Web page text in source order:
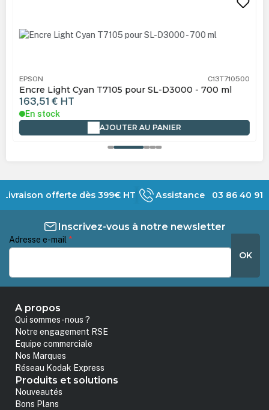
EPSON C13T710500
Encre Light Cyan T7105 pour SL-D3000 - 700 ml
163,51 € HT
En stock
AJOUTER AU PANIER
Livraison offerte dès 399€ HT Assistance 03 86 40 91
Inscrivez-vous à notre newsletter
Adresse e-mail *
OK
A propos
Qui sommes-nous ?
Notre engagement RSE
Equipe commerciale
Nos Marques
Réseau Kodak Express
Produits et solutions
Nouveautés
Bons Plans